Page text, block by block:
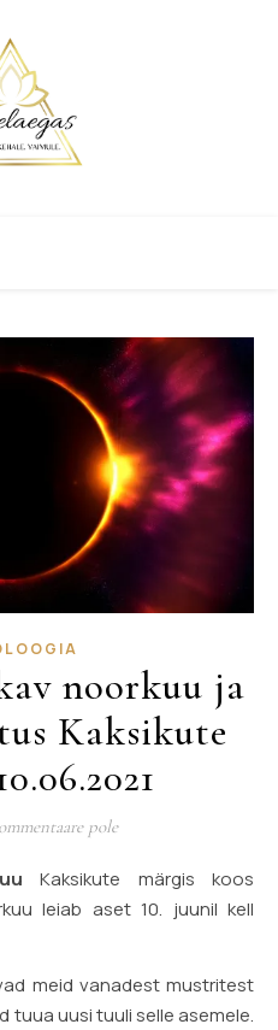
noorkuu ja
Kaksikute
pole
Kaksikute märgis koos
leiab aset 10. juunil kell
meid vanadest mustritest
tuua uusi tuuli selle asemele.